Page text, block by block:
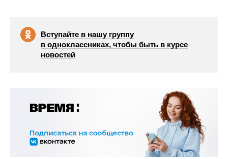
Вступайте в нашу группу
в одноклассниках, чтобы быть в курсе
новостей